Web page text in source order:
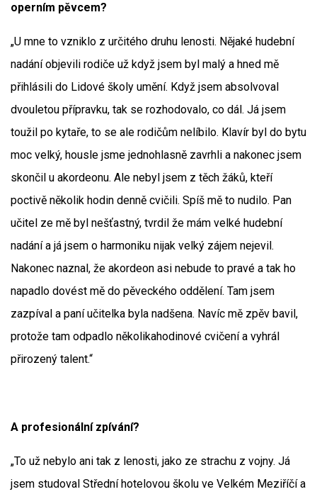
operním pěvcem?
„U mne to vzniklo z určitého druhu lenosti. Nějaké hudební
nadání objevili rodiče už když jsem byl malý a hned mě
přihlásili do Lidové školy umění. Když jsem absolvoval
dvouletou přípravku, tak se rozhodovalo, co dál. Já jsem
toužil po kytaře, to se ale rodičům nelíbilo. Klavír byl do bytu
moc velký, housle jsme jednohlasně zavrhli a nakonec jsem
skončil u akordeonu. Ale nebyl jsem z těch žáků, kteří
poctivě několik hodin denně cvičili. Spíš mě to nudilo. Pan
učitel ze mě byl nešťastný, tvrdil že mám velké hudební
nadání a já jsem o harmoniku nijak velký zájem nejevil.
Nakonec naznal, že akordeon asi nebude to pravé a tak ho
napadlo dovést mě do pěveckého oddělení. Tam jsem
zazpíval a paní učitelka byla nadšena. Navíc mě zpěv bavil,
protože tam odpadlo několikahodinové cvičení a vyhrál
přirozený talent.“
A profesionální zpívání?
„To už nebylo ani tak z lenosti, jako ze strachu z vojny. Já
jsem studoval Střední hotelovou školu ve Velkém Meziříčí a